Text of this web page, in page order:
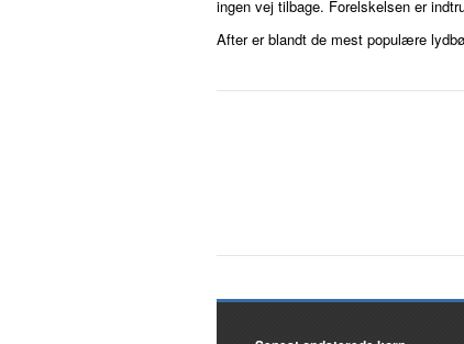
ingen vej tilbage. Forelskelsen er
After er blandt de mest populære